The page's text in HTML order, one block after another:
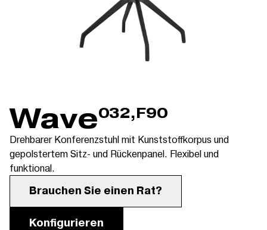
Wave032,F90
Drehbarer Konferenzstuhl mit Kunststoffkorpus und
gepolstertem Sitz- und Rückenpanel. Flexibel und
funktional.
Brauchen Sie einen Rat?
Konfigurieren